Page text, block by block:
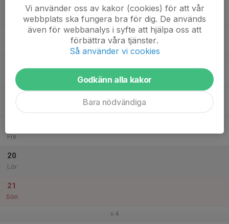
Ons Vidingsjö motionscentrum
Fre
20
Lör
21
Sön
v.4
Vi använder oss av kakor (cookies) för att vår
webbplats ska fungera bra för dig. De används
även för webbanalys i syfte att hjälpa oss att
förbättra våra tjänster.
Så använder vi cookies
Godkänn alla kakor
Bara nödvändiga